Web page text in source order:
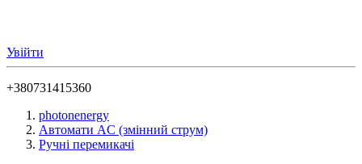
Увійти
+380731415360
photonenergy
Автомати AC (змінний струм)
Ручні перемикачі